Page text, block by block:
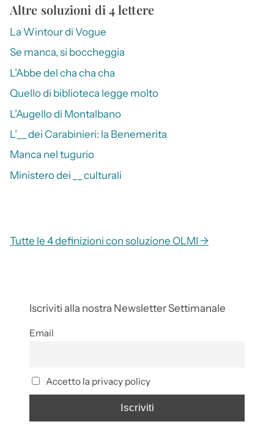
Altre soluzioni di 4 lettere
La Wintour di Vogue
Se manca, si boccheggia
L’Abbe del cha cha cha
Quello di biblioteca legge molto
L’Augello di Montalbano
L’__ dei Carabinieri: la Benemerita
Manca nel tugurio
Ministero dei __ culturali
Tutte le 4 definizioni con soluzione OLMI →
Iscriviti alla nostra Newsletter Settimanale
Email
Accetto la privacy policy